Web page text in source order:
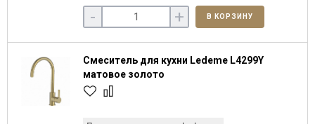
- + В КОРЗИНУ
Смеситель для кухни Ledeme L4299Y
матовое золото